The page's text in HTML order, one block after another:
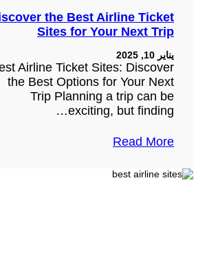
the Best Airline Ticket
Sites for Your Next Trip
يناير 10, 2025
Airline Ticket Sites: Discover
the Best Options for Your Next
Trip Planning a trip can be
exciting, but finding…
Read More